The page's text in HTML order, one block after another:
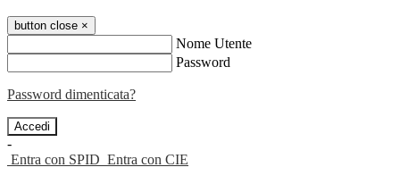
button close ×
Nome Utente
Password
Password dimenticata?
-
Entra con SPID Entra con CIE